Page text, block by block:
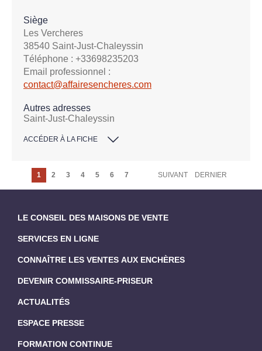
Siège
Les Vercheres
38540 Saint-Just-Chaleyssin
Téléphone : +33698235203
Email professionnel :
contact@affairesencheres.com
Autres adresses
Saint-Just-Chaleyssin
ACCÉDER À LA FICHE
1 2 3 4 5 6 7 SUIVANT DERNIER
LE CONSEIL DES MAISONS DE VENTE
SERVICES EN LIGNE
CONNAÎTRE LES VENTES AUX ENCHÈRES
DEVENIR COMMISSAIRE-PRISEUR
ACTUALITÉS
ESPACE PRESSE
FORMATION CONTINUE